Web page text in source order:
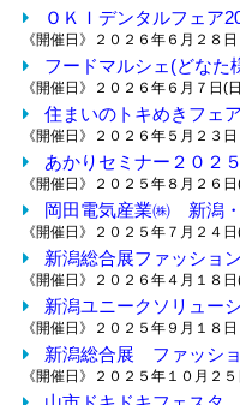
ＯＫＩデンタルフェア
《開催日》 ２０２６年６月２８日
フードマルシェ(どなた
《開催日》 ２０２６年６月７日(
住まいのトキめきフェア
《開催日》 ２０２６年５月２３日
あかりセミナー２０２
《開催日》 ２０２５年８月２６
岡田電気産業㈱ 新潟
《開催日》 ２０２５年７月２４
新潟総合展ファッショ
《開催日》 ２０２６年４月１８
新潟ユニークソリュー
《開催日》 ２０２５年９月１８日
新潟総合展 ファッシ
《開催日》 ２０２５年１０月２